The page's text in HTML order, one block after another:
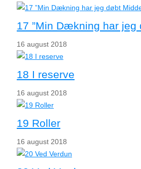
17 ”Min Dækning har jeg
16 august 2018
18 I reserve
16 august 2018
19 Roller
16 august 2018